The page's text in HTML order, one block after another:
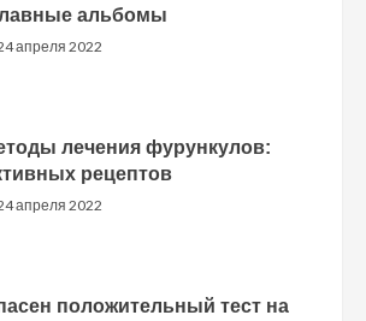
альбомы
апреля 2022
лечения фурункулов:
рецептов
апреля 2022
положительный тест на